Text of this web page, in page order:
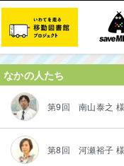
なかの人たち
第9回 南山泰之 様
第8回 河瀬裕子 様